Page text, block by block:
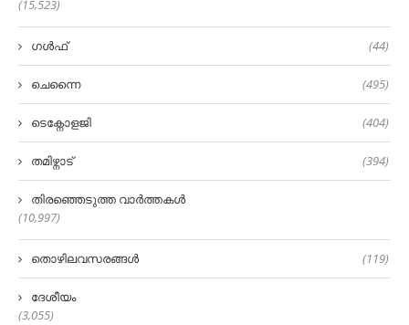
(15,523)
ഗൾഫ് (44)
ചെന്നൈ (495)
ടെക്നോളജി (404)
തമിഴ്നാട് (394)
തിരഞ്ഞെടുത്ത വാർത്തകൾ
(10,997)
തൊഴിലവസരങ്ങൾ (119)
ദേശീയം
(3,055)